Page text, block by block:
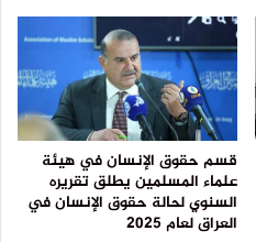
قسم حقوق الإنسان في هيئة
علماء المسلمين يطلق تقريره
السنوي لحالة حقوق الإنسان في
العراق لعام 2025